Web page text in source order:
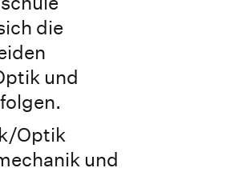
die
und
Optik
und